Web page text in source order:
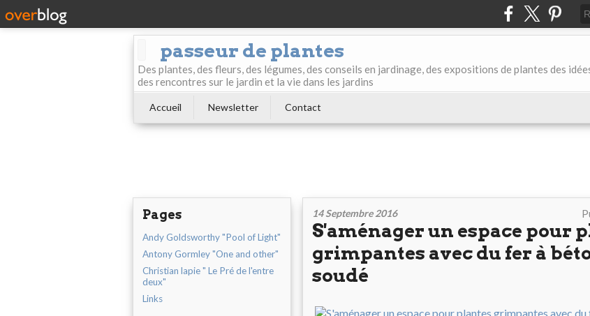
passeur de plantes
Des plantes, des fleurs, des légumes, des conseils en jardinage, des expositions de plantes des
des rencontres sur le jardin et la vie dans les jardins
Accueil Newsletter Contact
Pages
Andy Goldsworthy "Pool of Light"
Antony Gormley "One and other"
Christian lapie " Le Pré de l'entre
deux"
Links
14 Septembre 2016
S'aménager un espace pour
grimpantes avec du fer à
soudé